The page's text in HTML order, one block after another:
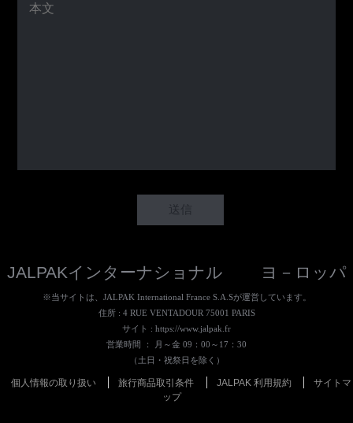
JALPAKインターナショナル ヨ－ロッパ
※当サイトは、JALPAK International France S.A.Sが運営しています。
住所 : 4 RUE VENTADOUR 75001 PARIS
サイト : https://www.jalpak.fr
営業時間 ： 月～金 09：00～17：30
（土日・祝祭日を除く）
個人情報の取り扱い 旅行商品取引条件 JALPAK 利用規約
サイトマ
ップ